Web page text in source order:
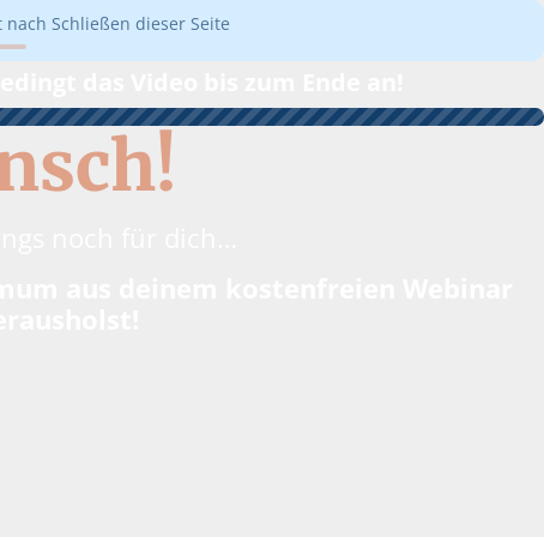
nach Schließen dieser Seite